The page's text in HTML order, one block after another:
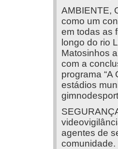
AMBIENTE,
como um
em todas as
longo do rio
Matosinhos
com a
programa “A
estádios
agentes de
comunidade.